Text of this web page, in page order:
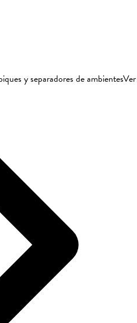
y separadores de ambientesVer